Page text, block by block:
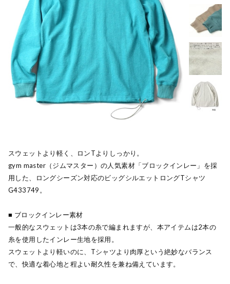
スウェットより軽く、ロンTよりしっかり。
gym master（ジムマスター）の人気素材「ブロックインレー」を採
用した、ロングシーズン対応のビッグシルエットロングTシャツ
G433749。
■ ブロックインレー素材
一般的なスウェットは3本の糸で編まれますが、本アイテムは2本の
糸を使用したインレー生地を採用。
スウェットより軽いのに、Tシャツより肉厚という絶妙なバランス
で、快適な着心地と程よい耐久性を兼ね備えています。